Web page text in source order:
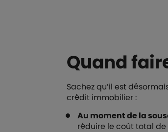
Quand
Sachez qu’il est
crédit immobilier :
Au moment de la
réduire le coût total